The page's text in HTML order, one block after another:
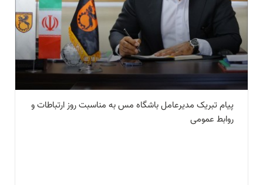
پیام تبریک مدیرعامل باشگاه مس به مناسبت روز ارتباطات و
روابط عمومی